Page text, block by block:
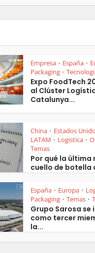
Empresa • España •
Packaging •
Expo FoodTech
al Clúster
Catalunya...
China • Estados
LATAM • Logistica •
Temas
Por qué la última
cuello de botella
España • Europa •
Packaging • Temas •
Grupo Sarosa se
como tercer
la...